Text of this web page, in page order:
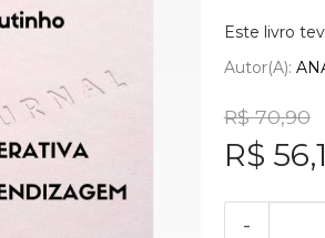
Este livro
Autor(a):
R$ 70,90
R$
-